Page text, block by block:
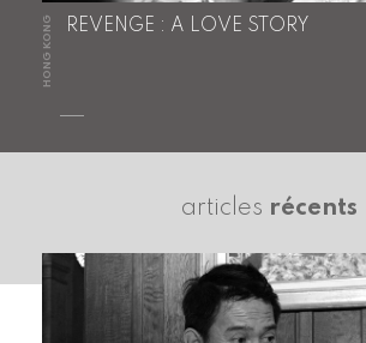
HONG KONG REVENGE : A LOVE STORY
articles récents